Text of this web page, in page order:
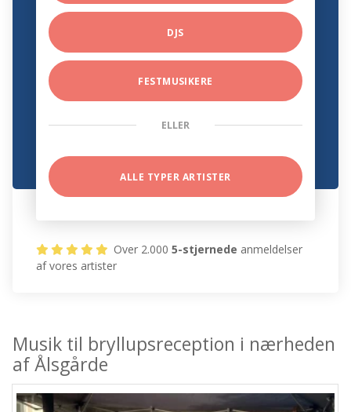
DJS
FESTMUSIKERE
ELLER
ALLE TYPER ARTISTER
Over 2.0005-stjernede anmeldelser
af vores artister
Musik til bryllupsreception i nærheden
af Ålsgårde